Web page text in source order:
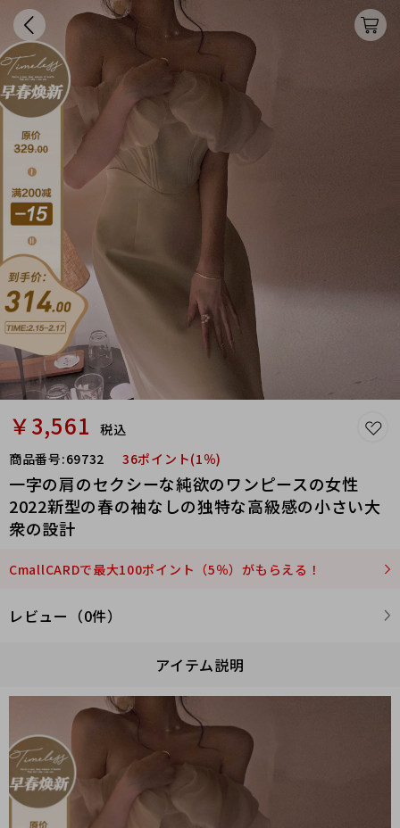
￥3,561
税込
商品番号:69732 36ポイント(1％)
一字の肩のセクシーな純欲のワンピースの女性
2022新型の春の袖なしの独特な高級感の小さい大
衆の設計
CmallCARDで最大100ポイント（5％）がもらえる！
レビュー（0件）
アイテム説明